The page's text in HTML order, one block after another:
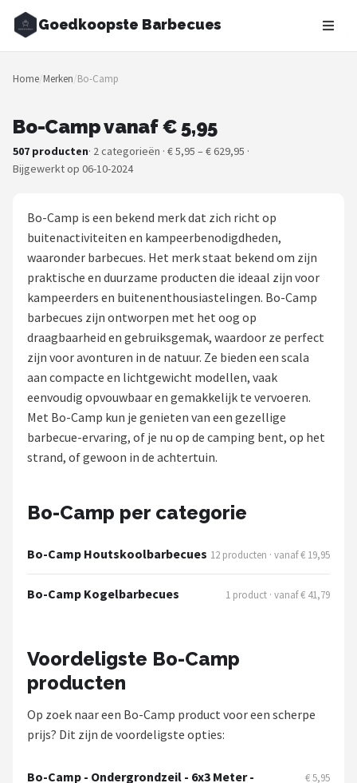
Goedkoopste Barbecues
Zoeken
NAVIGATIE
Merken
Recepten
Goedkoopste BBQ's
Gasbarbecues
Houtskoolbarbecues
POPULAIRE MERKEN
Weber
Big Green Egg
The Bastard
OFYR
Yakiniku
Mustang
Home/Merken/Bo-Camp
Bo-Camp vanaf € 5,95
507 producten· 2 categorieën · € 5,95 – € 629,95 ·
Bijgewerkt op 06-10-2024
Bo-Camp is een bekend merk dat zich richt op
buitenactiviteiten en kampeerbenodigdheden,
waaronder barbecues. Het merk staat bekend om zijn
praktische en duurzame producten die ideaal zijn voor
kampeerders en buitenenthousiastelingen. Bo-Camp
barbecues zijn ontworpen met het oog op
draagbaarheid en gebruiksgemak, waardoor ze perfect
zijn voor avonturen in de natuur. Ze bieden een scala
aan compacte en lichtgewicht modellen, vaak
eenvoudig opvouwbaar en gemakkelijk te vervoeren.
Met Bo-Camp kun je genieten van een gezellige
barbecue-ervaring, of je nu op de camping bent, op het
strand, of gewoon in de achtertuin.
Bo-Camp per categorie
Bo-Camp Houtskoolbarbecues 12 producten · vanaf € 19,95
Bo-Camp Kogelbarbecues 1 product · vanaf € 41,79
Voordeligste Bo-Camp
producten
Op zoek naar een Bo-Camp product voor een scherpe
prijs? Dit zijn de voordeligste opties:
Bo-Camp - Ondergrondzeil - 6x3 Meter -
€ 5,95